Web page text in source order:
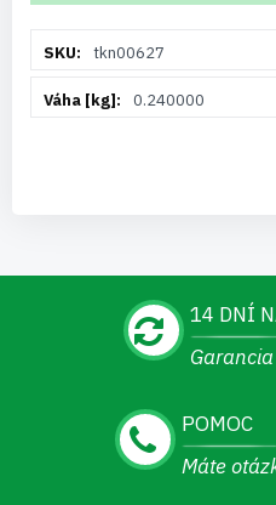
informáciítkn00627
0.240000
14 DNÍ
POMOC
Máte